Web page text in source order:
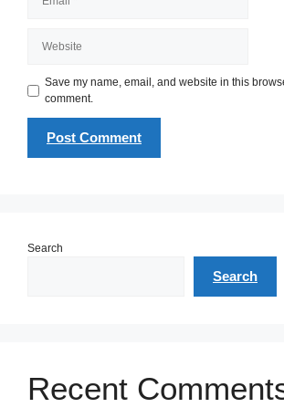
Save my name, email, and website in this
comment.
Search
Search
Recent